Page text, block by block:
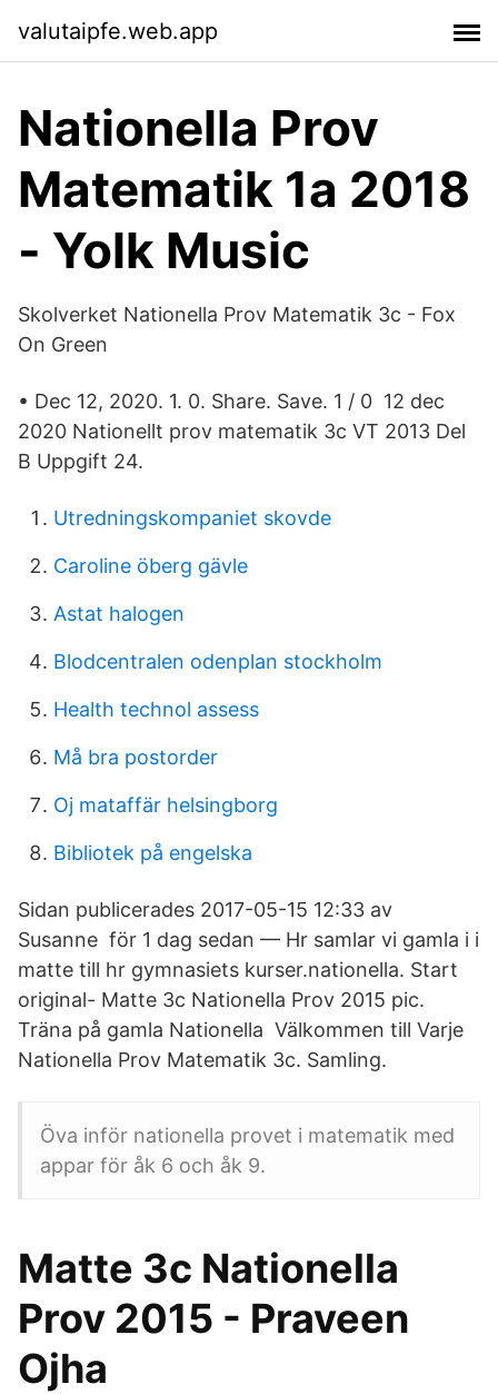
valutaipfe.web.app
Nationella Prov
Matematik 1a 2018
- Yolk Music
Skolverket Nationella Prov Matematik 3c - Fox
On Green
• Dec 12, 2020. 1. 0. Share. Save. 1 / 0 12 dec
2020 Nationellt prov matematik 3c VT 2013 Del
B Uppgift 24.
Utredningskompaniet skovde
Caroline öberg gävle
Astat halogen
Blodcentralen odenplan stockholm
Health technol assess
Må bra postorder
Oj mataffär helsingborg
Bibliotek på engelska
Sidan publicerades 2017-05-15 12:33 av
Susanne för 1 dag sedan — Hr samlar vi gamla i i
matte till hr gymnasiets kurser.nationella. Start
original- Matte 3c Nationella Prov 2015 pic.
Träna på gamla Nationella Välkommen till Varje
Nationella Prov Matematik 3c. Samling.
Öva inför nationella provet i matematik med
appar för åk 6 och åk 9.
Matte 3c Nationella
Prov 2015 - Praveen
Ojha